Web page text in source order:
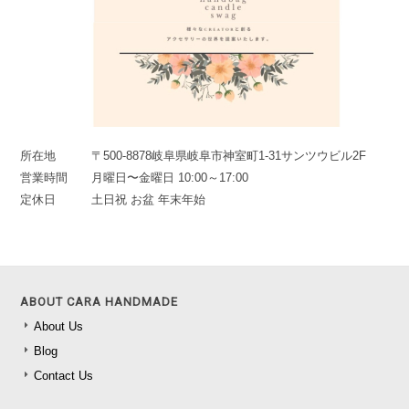
所在地
〒500-8878岐阜県岐阜市神室町1-31サンツウビル2F
営業時間
月曜日〜金曜日 10:00～17:00
定休日
土日祝 お盆 年末年始
ABOUT CARA HANDMADE
About Us
Blog
Contact Us